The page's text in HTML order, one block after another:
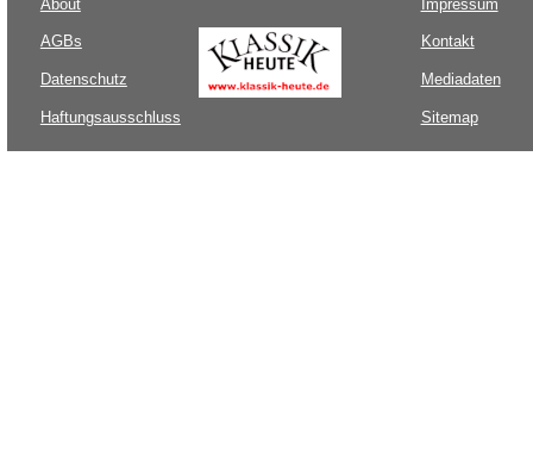
About
AGBs
Datenschutz
Haftungsausschluss
Impressum
Kontakt
Mediadaten
Sitemap